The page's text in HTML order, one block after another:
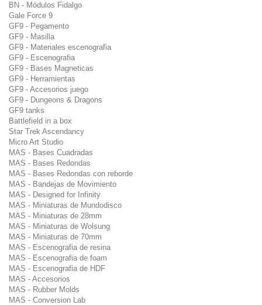
BN - Módulos Fidalgo
Gale Force 9
GF9 - Pegamento
GF9 - Masilla
GF9 - Materiales escenografia
GF9 - Escenografia
GF9 - Bases Magneticas
GF9 - Herramientas
GF9 - Accesorios juego
GF9 - Dungeons & Dragons
GF9 tanks
Battlefield in a box
Star Trek Ascendancy
Micro Art Studio
MAS - Bases Cuadradas
MAS - Bases Redondas
MAS - Bases Redondas con reborde
MAS - Bandejas de Movimiento
MAS - Designed for Infinity
MAS - Miniaturas de Mundodisco
MAS - Miniaturas de 28mm
MAS - Miniaturas de Wolsung
MAS - Miniaturas de 70mm
MAS - Escenografia de resina
MAS - Escenografia de foam
MAS - Escenografia de HDF
MAS - Accesorios
MAS - Rubber Molds
MAS - Conversion Lab